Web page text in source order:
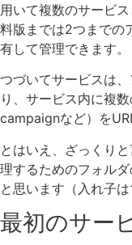
用いて複数のサービ
料版までは2つまでの
有して管理できます。
つづいてサービスは
り、サービス内に複
campaignなど）を
とはいえ、ざっくり
理するためのフォル
と思います（入れ子は
最初のサー